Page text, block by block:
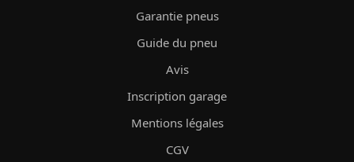
Garantie pneus
Guide du pneu
Avis
Inscription garage
Mentions légales
CGV